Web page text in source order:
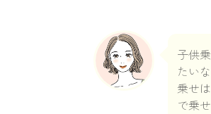
子供
たい
乗せ
で乗